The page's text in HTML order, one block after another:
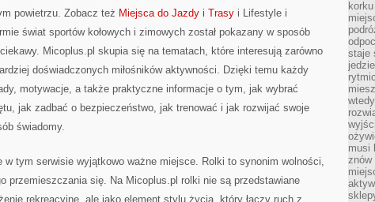
powietrzu. Zobacz też Miejsca do Jazdy i Trasy i Lifestyle i
świat sportów kołowych i zimowych został pokazany w sposób
Micoplus.pl skupia się na tematach, które interesują zarówno
doświadczonych miłośników aktywności. Dzięki temu każdy
motywacje, a także praktyczne informacje o tym, jak wybrać
jak zadbać o bezpieczeństwo, jak trenować i jak rozwijać swoje
świadomy.
w tym serwisie wyjątkowo ważne miejsce. Rolki to synonim wolności,
przemieszczania się. Na Micoplus.pl rolki nie są przedstawiane
rekreacyjne, ale jako element stylu życia, który łączy ruch z
staje
musi
znów